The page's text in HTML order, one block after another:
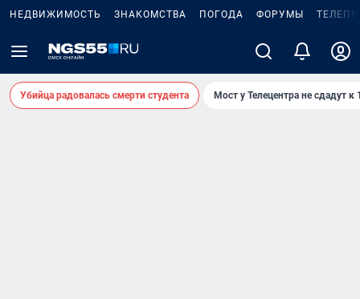
НЕДВИЖИМОСТЬ ЗНАКОМСТВА ПОГОДА ФОРУМЫ
Убийца радовалась смерти студента Мост у Телецентра не сдадут к